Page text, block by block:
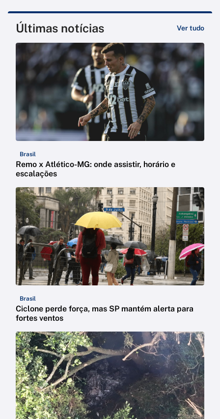
Últimas notícias Ver tudo
Brasil
Remo x Atlético-MG: onde assistir, horário e
escalações
Brasil
Ciclone perde força, mas SP mantém alerta para
fortes ventos